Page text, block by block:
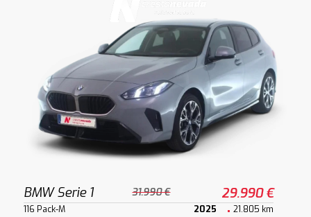
BMW Serie 1 31.990 € 29.990 €
116 Pack-M 2025 21.805 km